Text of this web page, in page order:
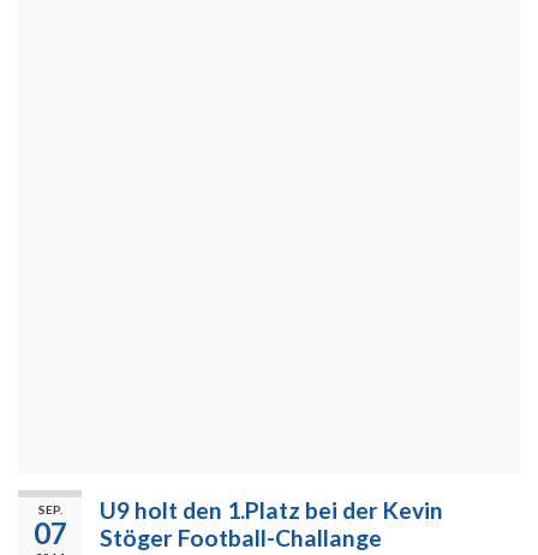
SEP.
07
U9 holt den 1.Platz bei der Kevin
Stöger Football-Challange